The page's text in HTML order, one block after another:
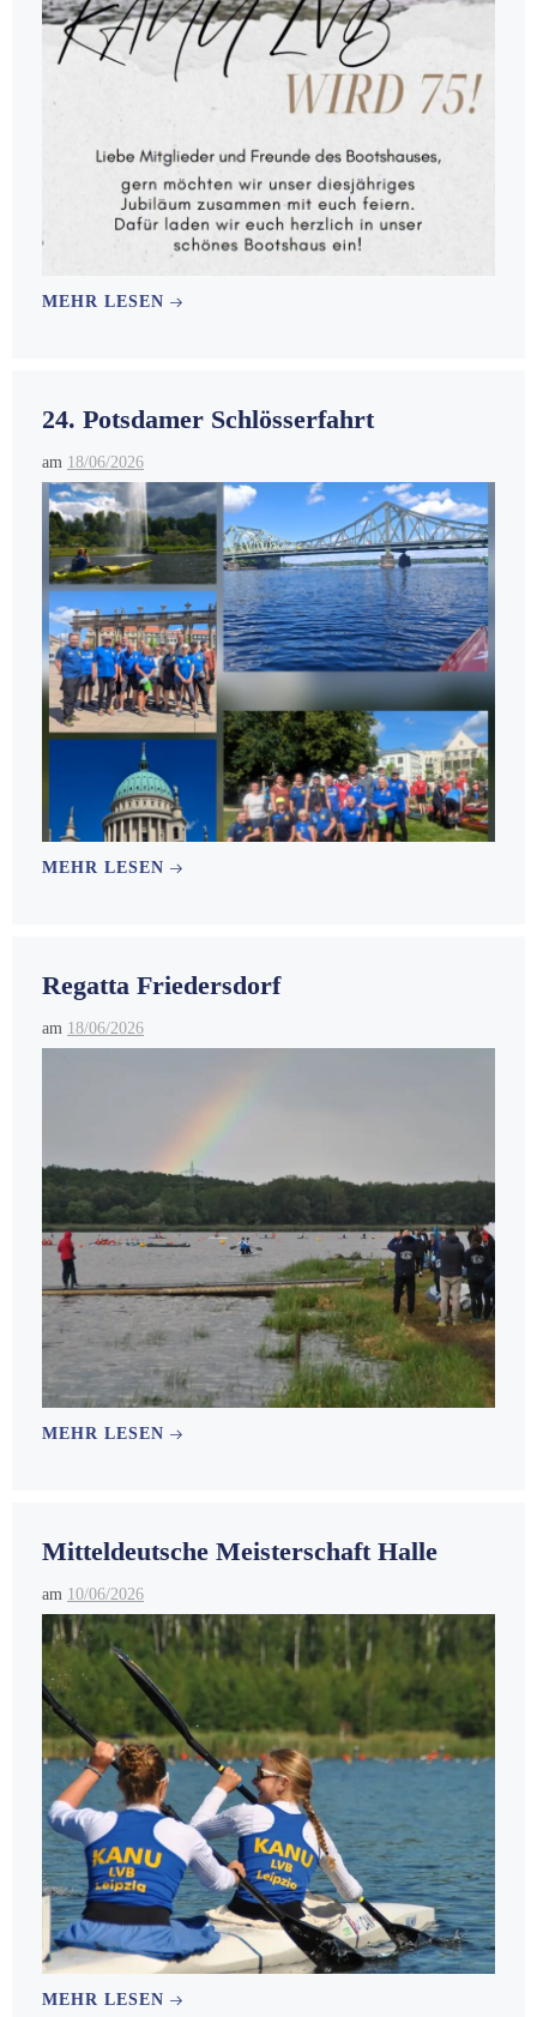
MEHR LESEN
24. Potsdamer Schlösserfahrt
am 18/06/2026
MEHR LESEN
Regatta Friedersdorf
am 18/06/2026
MEHR LESEN
Mitteldeutsche Meisterschaft Halle
am 10/06/2026
MEHR LESEN